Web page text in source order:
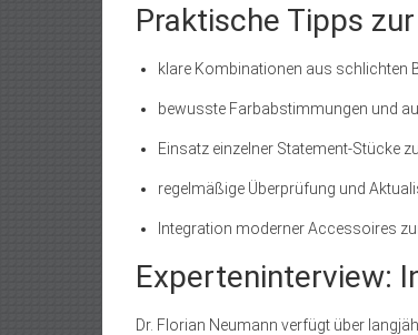
Praktische Tipps
klare Kombinationen aus schlichten
bewusste Farbabstimmungen und
Einsatz einzelner Statement-Stücke
regelmäßige Überprüfung und
Integration moderner Accessoires
Experteninterview:
Dr. Florian Neumann verfügt über